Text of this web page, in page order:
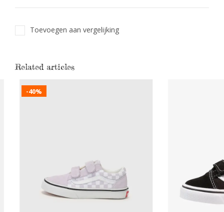
Toevoegen aan vergelijking
Related articles
-40%